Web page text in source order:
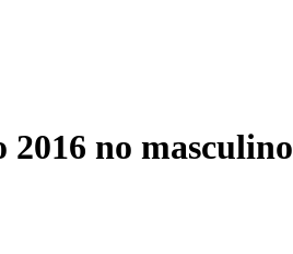
no masculino